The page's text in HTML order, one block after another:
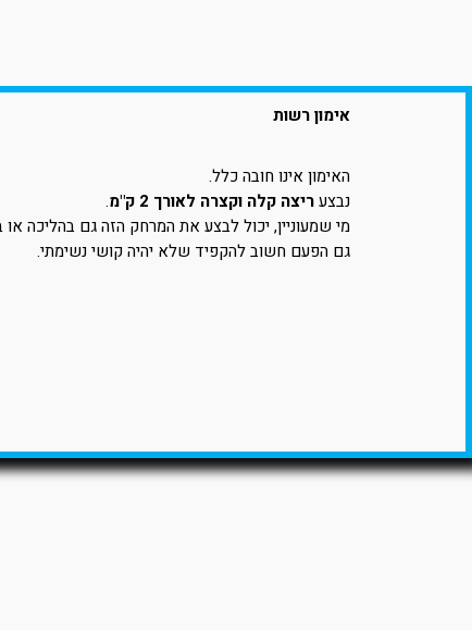
אימון רשות
האימון אינו חובה כלל.
נבצעריצה קלה וקצרה לאורך 2 ק"מ
.
מי שמעוניין, יכול לבצע את המרחק הזה גם בהליכה
גם הפעם חשוב להקפיד שלא יהיה קושי נשימתי.